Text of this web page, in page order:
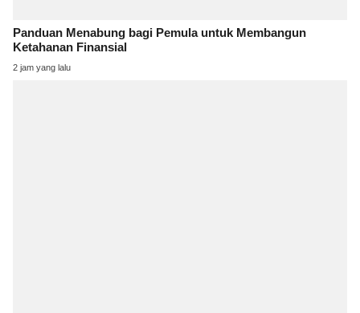
Panduan Menabung bagi Pemula untuk Membangun
Ketahanan Finansial
2 jam yang lalu